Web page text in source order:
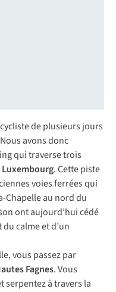
de plusieurs jours
avons donc
qui traverse trois
Luxembourg. Cette piste
voies ferrées qui
Chapelle au nord du
ont aujourd’hui cédé
calme et d’un
vous passez par
Fagnes. Vous
serpentez à travers la